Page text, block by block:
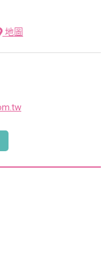
地圖